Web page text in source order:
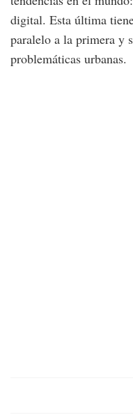
digital. Esta última
paralelo a la primera y
problemáticas urbanas.